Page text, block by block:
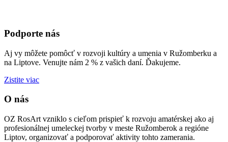
Podporte nás
Aj vy môžete pomôcť v rozvoji kultúry a umenia v Ružomberku a
na Liptove. Venujte nám 2 % z vašich daní. Ďakujeme.
Zistite viac
O nás
OZ RosArt vzniklo s cieľom prispieť k rozvoju amatérskej ako aj
profesionálnej umeleckej tvorby v meste Ružomberok a regióne
Liptov, organizovať a podporovať aktivity tohto zamerania.